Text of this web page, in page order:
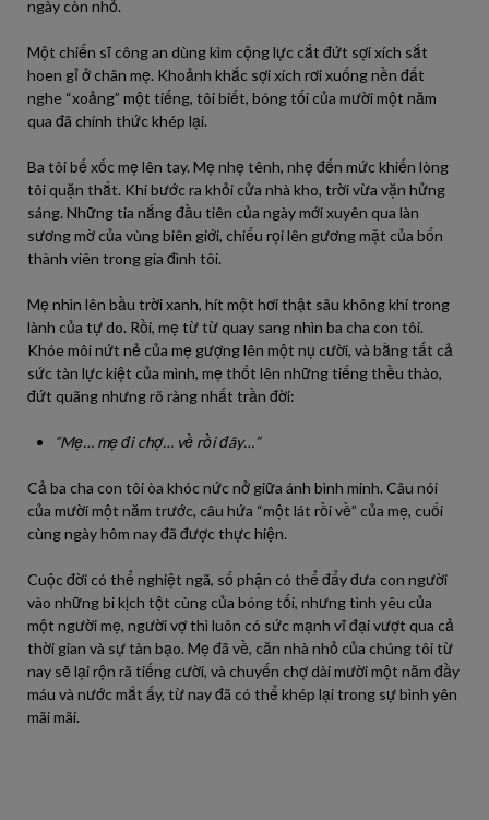
ngày còn nhỏ.
Một chiến sĩ công an dùng kìm cộng lực cắt đứt sợi xích sắt
hoen gỉ ở chân mẹ. Khoảnh khắc sợi xích rơi xuống nền đất
nghe “xoảng” một tiếng, tôi biết, bóng tối của mười một năm
qua đã chính thức khép lại.
Ba tôi bế xốc mẹ lên tay. Mẹ nhẹ tênh, nhẹ đến mức khiến lòng
tôi quặn thắt. Khi bước ra khỏi cửa nhà kho, trời vừa vặn hửng
sáng. Những tia nắng đầu tiên của ngày mới xuyên qua làn
sương mờ của vùng biên giới, chiếu rọi lên gương mặt của bốn
thành viên trong gia đình tôi.
Mẹ nhìn lên bầu trời xanh, hít một hơi thật sâu không khí trong
lành của tự do. Rồi, mẹ từ từ quay sang nhìn ba cha con tôi.
Khóe môi nứt nẻ của mẹ gượng lên một nụ cười, và bằng tất cả
sức tàn lực kiệt của mình, mẹ thốt lên những tiếng thều thào,
đứt quãng nhưng rõ ràng nhất trần đời:
“Mẹ… mẹ đi chợ… về rồi đây…”
Cả ba cha con tôi òa khóc nức nở giữa ánh bình minh. Câu nói
của mười một năm trước, câu hứa “một lát rồi về” của mẹ, cuối
cùng ngày hôm nay đã được thực hiện.
Cuộc đời có thể nghiệt ngã, số phận có thể đẩy đưa con người
vào những bi kịch tột cùng của bóng tối, nhưng tình yêu của
một người mẹ, người vợ thì luôn có sức mạnh vĩ đại vượt qua cả
thời gian và sự tàn bạo. Mẹ đã về, căn nhà nhỏ của chúng tôi từ
nay sẽ lại rộn rã tiếng cười, và chuyến chợ dài mười một năm đầy
máu và nước mắt ấy, từ nay đã có thể khép lại trong sự bình yên
mãi mãi.